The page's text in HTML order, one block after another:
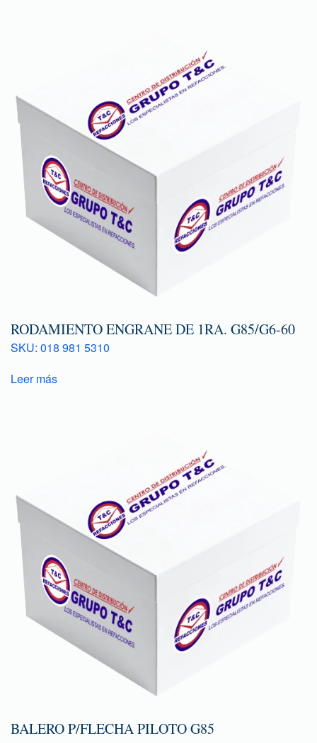
RODAMIENTO ENGRANE DE 1RA. G85/G6-60
SKU: 018 981 5310
Leer más
BALERO P/FLECHA PILOTO G85